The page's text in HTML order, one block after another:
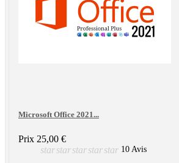
Microsoft Office 2021...
Prix 25,00 €
starstarstarstarstar 10 Avis